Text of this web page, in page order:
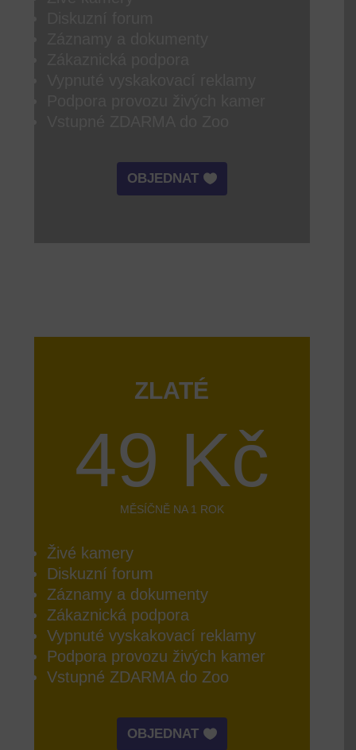
OBJEDNAT
ZLATÉ
49 Kč
MĚSÍČNĚ NA 1 ROK
Živé kamery
Diskuzní forum
Záznamy a dokumenty
Zákaznická podpora
Vypnuté vyskakovací reklamy
Podpora provozu živých kamer
Vstupné ZDARMA do Zoo
OBJEDNAT